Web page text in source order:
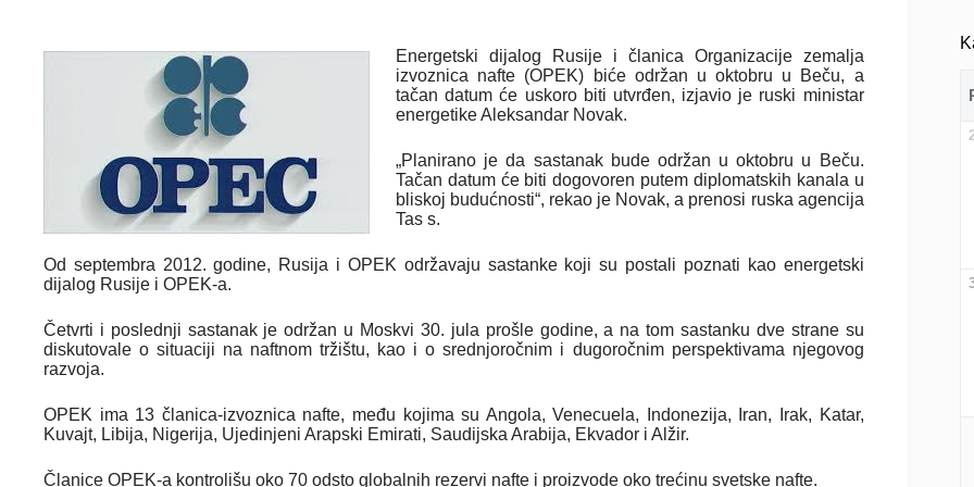
Energetski dijalog Rusije i članica Organizacije zemalja
izvoznica nafte (OPEK) biće održan u oktobru u Beču, a
tačan datum će uskoro biti utvrđen, izjavio je ruski ministar
energetike Aleksandar Novak.
„Planirano je da sastanak bude održan u oktobru u Beču.
Tačan datum će biti dogovoren putem diplomatskih kanala u
bliskoj budućnosti“, rekao je Novak, a prenosi ruska agencija
Tas s.
Od septembra 2012. godine, Rusija i OPEK održavaju sastanke koji su postali poznati kao energetski
dijalog Rusije i OPEK-a.
Četvrti i poslednji sastanak je održan u Moskvi 30. jula prošle godine, a na tom sastanku dve strane su
diskutovale o situaciji na naftnom tržištu, kao i o srednjoročnim i dugoročnim perspektivama njegovog
razvoja.
OPEK ima 13 članica-izvoznica nafte, među kojima su Angola, Venecuela, Indonezija, Iran, Irak, Katar,
Kuvajt, Libija, Nigerija, Ujedinjeni Arapski Emirati, Saudijska Arabija, Ekvador i Alžir.
Članice OPEK-a kontrolišu oko 70 odsto globalnih rezervi nafte i proizvode oko trećinu svetske nafte.